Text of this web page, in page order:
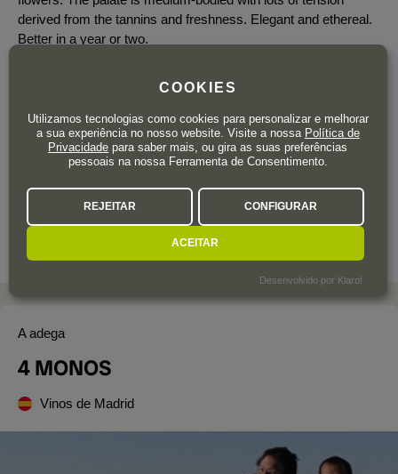
derived from the tannins and freshness. Elegant and ethereal.
Better in a year or two.
34,75 € IVA incluído
A adega
4 MONOS
Vinos de Madrid
COOKIES
Utilizamos tecnologias como cookies para personalizar e melhorar
a sua experiência no nosso website. Visite a nossa Política de
Privacidade para saber mais, ou gira as suas preferências
pessoais na nossa Ferramenta de Consentimento.
REJEITAR CONFIGURAR
ACEITAR
Desenvolvido por Klaro!